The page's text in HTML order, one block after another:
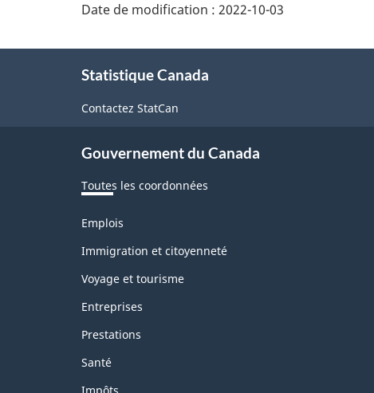
Date de modification : 2022-10-03
Statistique Canada
Contactez StatCan
Gouvernement du Canada
Toutes les coordonnées
Thèmes
sujets
Emplois
Immigration et citoyenneté
Voyage et tourisme
Entreprises
Prestations
Santé
Impôts